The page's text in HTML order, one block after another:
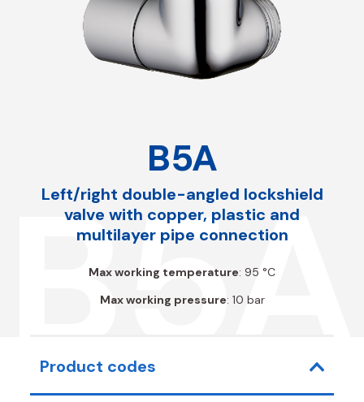
B5A
B5A
Left/right double-angled lockshield
valve with copper, plastic and
multilayer pipe connection
Max working temperature: 95 °C
Max working pressure: 10 bar
Product codes